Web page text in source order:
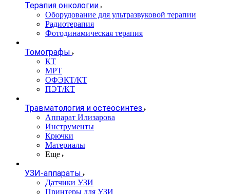
Терапия онкологии
Оборудование для ультразвуковой терапии
Радиотерапия
Фотодинамическая терапия
Томографы
КТ
МРТ
ОФЭКТ/КТ
ПЭТ/КТ
Травматология и остеосинтез
Аппарат Илизарова
Инструменты
Крючки
Материалы
Еще
УЗИ-аппараты
Датчики УЗИ
Принтеры для УЗИ